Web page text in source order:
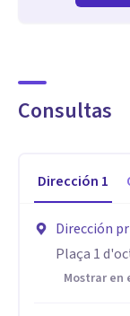
Consultas
Dirección 1
Dirección
Plaça 1
Mostrar en